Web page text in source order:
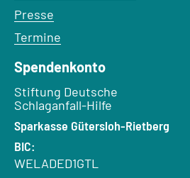
Presse
Termine
Spendenkonto
Empfänger:
Stiftung Deutsche
Schlaganfall-Hilfe
Bank:
Sparkasse Gütersloh-Rietberg
BIC:
WELADED1GTL